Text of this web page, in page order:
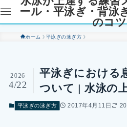
ール・平泳ぎ・背泳
のコツ
ホーム 平泳ぎの泳ぎ方
平泳ぎにおける
ついて | 水泳の
2026
4/22
平泳ぎの泳ぎ方 2017年4月11日